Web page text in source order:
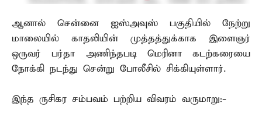
ஆனால் சென்னை ஐஸ்அவுஸ் பகுதியில் நேற்று
மாலையில் காதலியின் முத்தத்துக்காக இளைஞர்
ஒருவர் பர்தா அணிந்தபடி மெரினா கடற்கரையை
நோக்கி நடந்து சென்று போலீசில் சிக்கியுள்ளார்.
இந்த ருசிகர சம்பவம் பற்றிய விவரம் வருமாறு:-